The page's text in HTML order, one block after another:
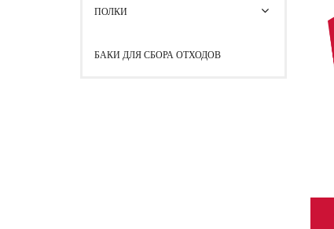
ПОЛКИ
БАКИ ДЛЯ СБОРА ОТХОДОВ